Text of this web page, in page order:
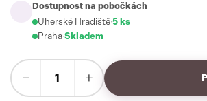
Dostupnost na pobočkách
Uherské Hradiště·5 ks
Praha·Skladem
− +